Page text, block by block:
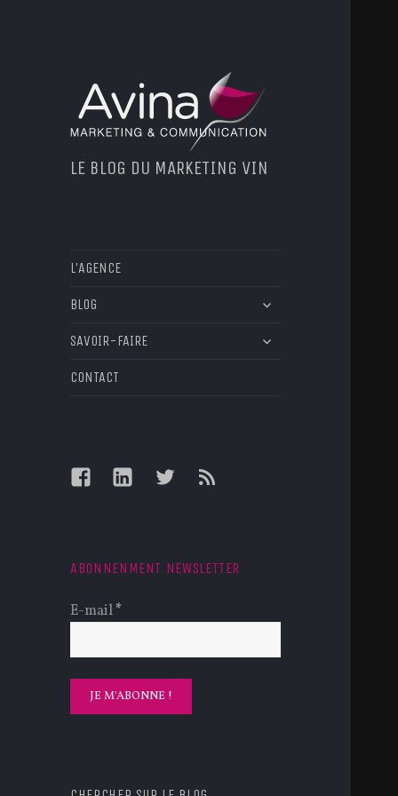
LE BLOG DU MARKETING VIN
L’AGENCE
BLOG
ouvrir
sous-
SAVOIR-FAIRE
ouvrir
CONTACT
FacebookLinkedInTwitterFeed
ABONNENMENT NEWSLETTER
E-mail*